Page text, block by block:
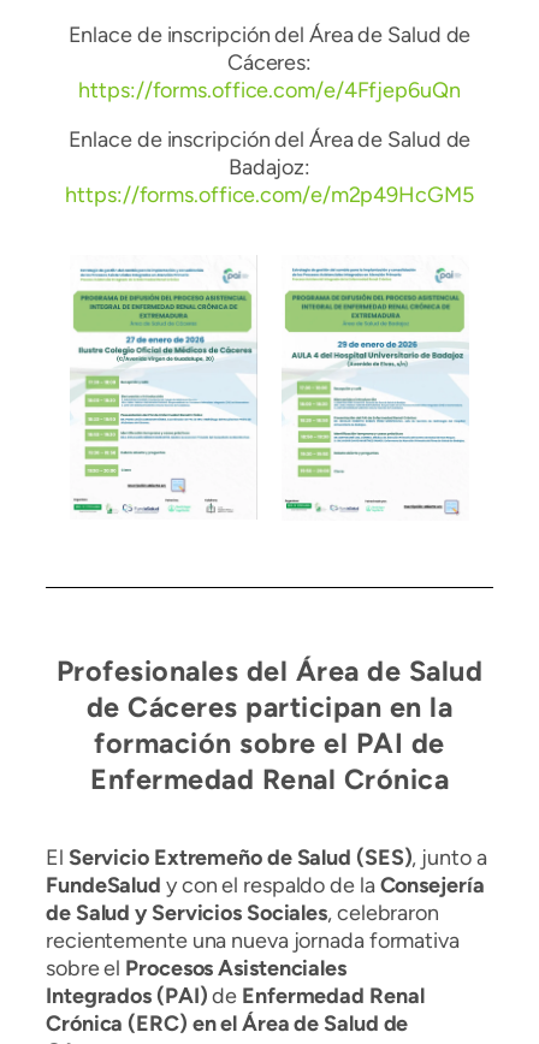
Enlace de inscripción del Área de Salud de
Cáceres:
https://forms.office.com/e/4Ffjep6uQn
Enlace de inscripción del Área de Salud de
Badajoz:
https://forms.office.com/e/m2p49HcGM5
Profesionales del Área de Salud
de Cáceres participan en la
formación sobre el PAI de
Enfermedad Renal Crónica
El Servicio Extremeño de Salud (SES), junto a
FundeSalud y con el respaldo de laConsejería
de Salud y Servicios Sociales, celebraron
recientemente una nueva jornada formativa
sobre el Procesos Asistenciales
Integrados (PAI)de Enfermedad Renal
Crónica (ERC) en el Área de Salud de